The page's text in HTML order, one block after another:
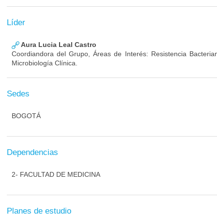
Líder
Aura Lucia Leal Castro
Coordiandora del Grupo, Áreas de Interés: Resistencia
Microbiología Clínica.
Sedes
BOGOTÁ
Dependencias
2- FACULTAD DE MEDICINA
Planes de estudio